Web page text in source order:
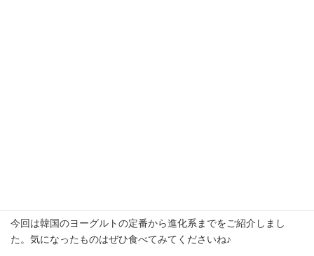
今回は韓国のヨーグルトの定番から進化系までをご紹介しまし
た。気になったものはぜひ食べてみてくださいね♪